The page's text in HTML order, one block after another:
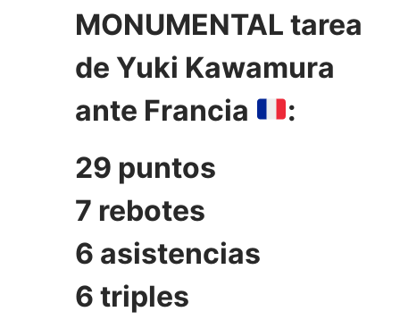
MONUMENTAL tarea
de Yuki Kawamura
ante Francia
:
29 puntos
7 rebotes
6 asistencias
6 triples